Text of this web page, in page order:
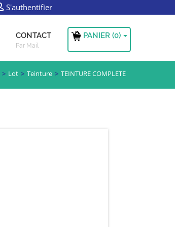
S'authentifier
CONTACT
Par Mail
PANIER (0)
Lot Teinture TEINTURE COMPLETE